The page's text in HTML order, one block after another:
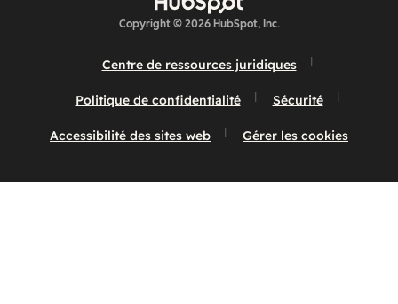
Copyright © 2026 HubSpot, Inc.
Centre de ressources juridiques
Politique de confidentialité Sécurité
Accessibilité des sites web Gérer les cookies